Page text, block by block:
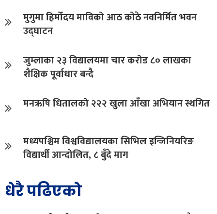
मुगुमा हिर्मोदय माविको आठ कोठे नवनिर्मित भवन
उद्घाटन
जुम्लाका २३ विद्यालयमा चार करोड ८० लाखका
शैक्षिक पूर्वाधार बन्दै
मनऋषि धितालको २२२ खुला आँखा अभियान स्थगित
मध्यपश्चिम विश्वविद्यालयका सिभिल इन्जिनियरिङ
विद्यार्थी आन्दोलित, ८ बुँदे माग
धेरै पढिएको